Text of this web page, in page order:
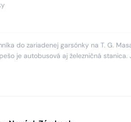
do zariadenej garsónky na T. G.
je autobusová aj železničná stanica.